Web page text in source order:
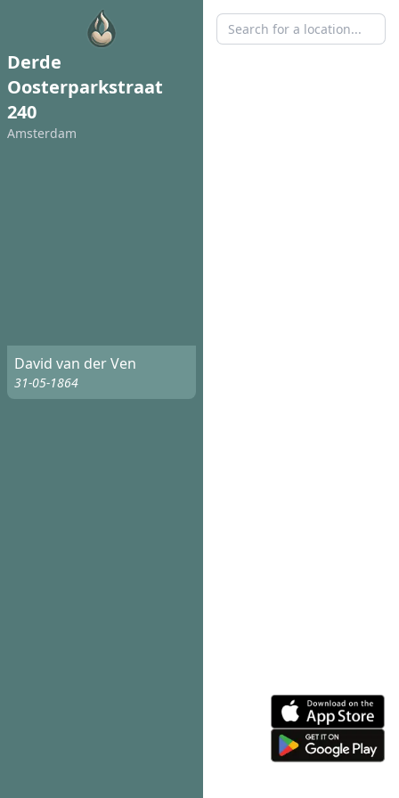
Derde
Oosterparkstraat
240
Amsterdam
David van der Ven
31-05-1864